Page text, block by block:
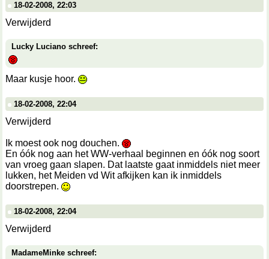
18-02-2008, 22:03
Verwijderd
Lucky Luciano schreef:
Maar kusje hoor.
18-02-2008, 22:04
Verwijderd
Ik moest ook nog douchen.
En óók nog aan het WW-verhaal beginnen en óók nog soort
van vroeg gaan slapen. Dat laatste gaat inmiddels niet meer
lukken, het Meiden vd Wit afkijken kan ik inmiddels
doorstrepen.
18-02-2008, 22:04
Verwijderd
MadameMinke schreef: